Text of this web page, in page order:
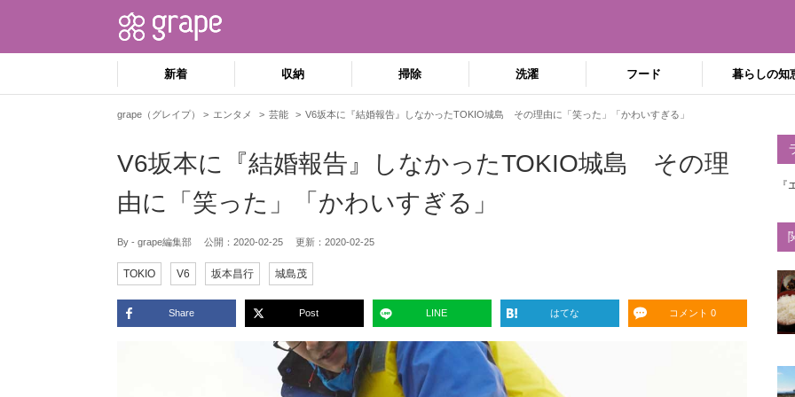
新着 収納 掃除 洗濯 フード 暮らしの知
grape（グレイプ） エンタメ 芸能 V6坂本に『結婚報告』しなかったTOKIO城島 その理由に「笑った」「かわいすぎる」
V6坂本に『結婚報告』しなかったTOKIO城島 その理
由に「笑った」「かわいすぎる」
By - grape編集部 公開： 2020-02-25 更新： 2020-02-25
TOKIO V6 坂本昌行 城島茂
Share Post LINE はてな コメント 0